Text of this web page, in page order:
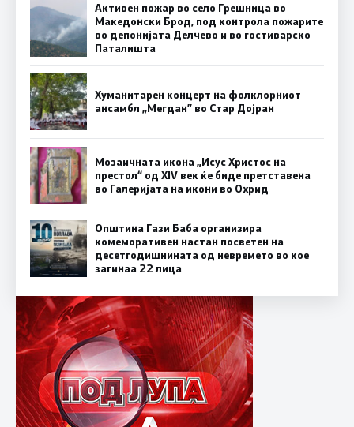
Активен пожар во село Грешница во
Македонски Брод, под контрола пожарите
во депонијата Делчево и во гостиварско
Паталишта
Хуманитарен концерт на фолклорниот
ансамбл „Мегдан” во Стар Дојран
Мозаичната икона „Исус Христос на
престол“ од XIV век ќе биде претставена
во Галеријата на икони во Охрид
Општина Гази Баба организира
комеморативен настан посветен на
десетгодишнината од невремето во кое
загинаа 22 лица